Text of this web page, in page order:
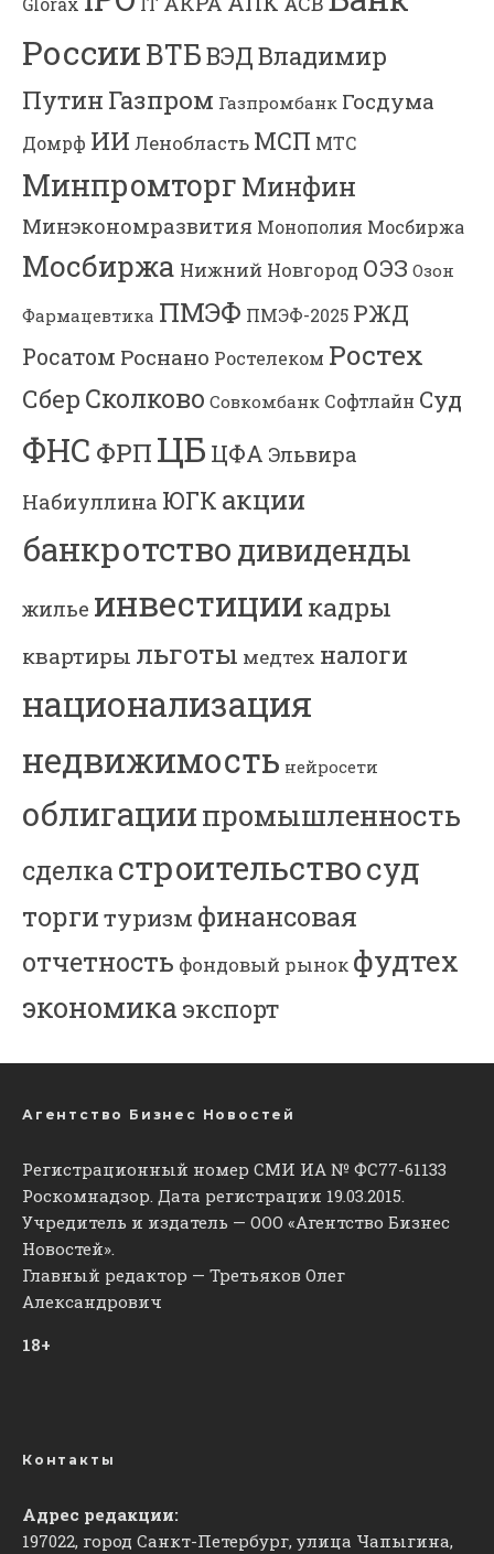
Glorax
РоссииВТБВЭДВладимир
Путин Газпром Газпромбанк Госдума
Домрф ИИ Ленобласть МСП МТС
МинпромторгМинфин
Минэкономразвития Монополия Мосбиржа
Мосбиржа Нижний Новгород ОЭЗ Озон
Фармацевтика ПМЭФ ПМЭФ-2025 РЖД
Росатом Роснано Ростелеком Ростех
Сбер Сколково Совкомбанк Софтлайн Суд
ФНС ФРП ЦБ ЦФА Эльвира
Набиуллина ЮГК акции
банкротство дивиденды
жилье инвестиции кадры
квартиры льготы медтех налоги
национализация
недвижимость нейросети
облигациипромышленность
сделкастроительствосуд
торгитуризм финансовая
отчетность фондовый рынок фудтех
экономика экспорт
Агентство Бизнес Новостей
Регистрационный номер СМИ ИА № ФС77-61133
Роскомнадзор. Дата регистрации 19.03.2015.
Учредитель и издатель — ООО «Агентство Бизнес
Новостей».
Главный редактор — Третьяков Олег
Александрович
18+
Контакты
Адрес редакции:
197022, город Санкт-Петербург, улица Чапыгина,